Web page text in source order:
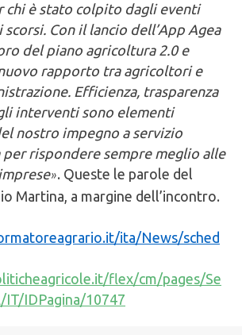
è stato colpito dagli eventi
scorsi. Con il lancio dell’App Agea
del piano agricoltura 2.0 e
rapporto tra agricoltori e
Efficienza, trasparenza
interventi sono elementi
nostro impegno a servizio
per rispondere sempre meglio alle
». Queste le parole del
Martina, a margine dell’incontro.
ita/News/sched
flex/cm/pages/Se
IT/IDPagina/10747